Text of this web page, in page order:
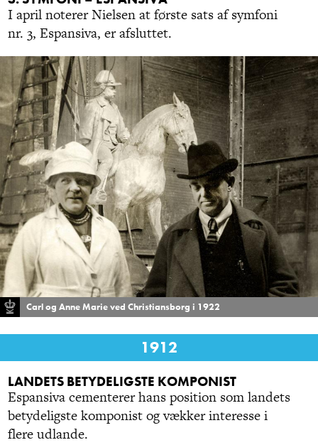
I april noterer Nielsen at første sats af symfoni
nr. 3, Espansiva, er afsluttet.
Carl og Anne Marie ved Christiansborg i 1922
1912
LANDETS BETYDELIGSTE KOMPONIST
Espansiva cementerer hans position som landets
betydeligste komponist og vækker interesse i
flere udlande.